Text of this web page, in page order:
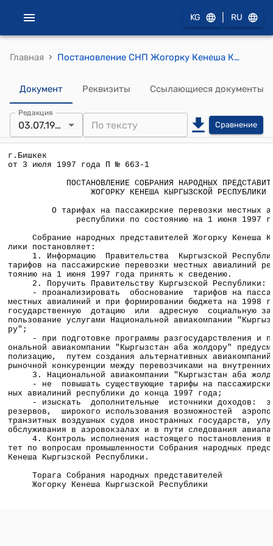
KG RU
Главная › Постановление СНП Жогорку Кенеша КР от 3 июля 1997 года П N 663-1 "О тарифах на пассажирские перевозки местных авиалиний республики по состоянию на 1 июня 1997 года"
Документ Реквизиты Ссылающиеся документы
Редакция
03.07.1997 Сравнение